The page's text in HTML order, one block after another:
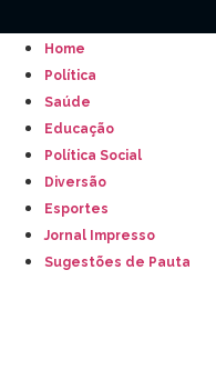
Home
Política
Saúde
Educação
Política Social
Diversão
Esportes
Jornal Impresso
Sugestões de Pauta